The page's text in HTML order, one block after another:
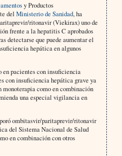
y Productos
del Ministerio de Sanidad, ha
ritonavir (Viekirax) uno de
frente a la hepatitis C aprobados
detectarse que puede aumentar el
hepática en algunos
en pacientes con insuficiencia
con insuficiencia hepática grave ya
como en combinación
una especial vigilancia en
ombitasvir/paritaprevir/ritonavir
del Sistema Nacional de Salud
en combinación con otros